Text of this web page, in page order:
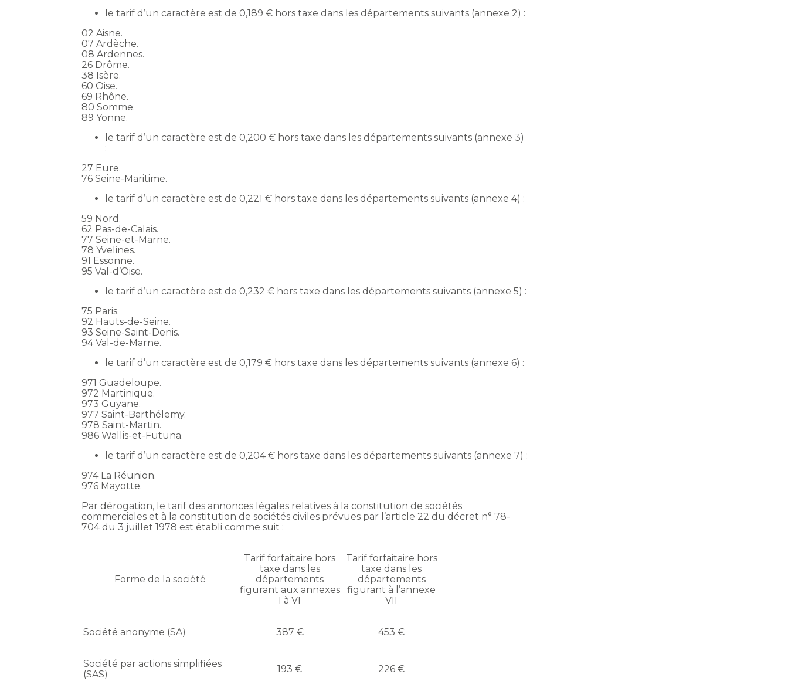
le tarif d’un caractère est de 0,189 € hors taxe dans les départements suivants (annexe 2) :
02 Aisne.
07 Ardèche.
08 Ardennes.
26 Drôme.
38 Isère.
60 Oise.
69 Rhône.
80 Somme.
89 Yonne.
le tarif d’un caractère est de 0,200 € hors taxe dans les départements suivants (annexe 3)
:
27 Eure.
76 Seine-Maritime.
le tarif d’un caractère est de 0,221 € hors taxe dans les départements suivants (annexe 4) :
59 Nord.
62 Pas-de-Calais.
77 Seine-et-Marne.
78 Yvelines.
91 Essonne.
95 Val-d’Oise.
le tarif d’un caractère est de 0,232 € hors taxe dans les départements suivants (annexe 5) :
75 Paris.
92 Hauts-de-Seine.
93 Seine-Saint-Denis.
94 Val-de-Marne.
le tarif d’un caractère est de 0,179 € hors taxe dans les départements suivants (annexe 6) :
971 Guadeloupe.
972 Martinique.
973 Guyane.
977 Saint-Barthélemy.
978 Saint-Martin.
986 Wallis-et-Futuna.
le tarif d’un caractère est de 0,204 € hors taxe dans les départements suivants (annexe 7) :
974 La Réunion.
976 Mayotte.
Par dérogation, le tarif des annonces légales relatives à la constitution de sociétés
commerciales et à la constitution de sociétés civiles prévues par l’article 22 du décret n° 78-
704 du 3 juillet 1978 est établi comme suit :
Forme de la société
Tarif forfaitaire hors
taxe dans les
départements
figurant aux annexes
I à VI
Tarif forfaitaire hors
taxe dans les
départements
figurant à l’annexe
VII
Société anonyme (SA) 387 € 453 €
Société par actions simplifiées
(SAS)
193 € 226 €